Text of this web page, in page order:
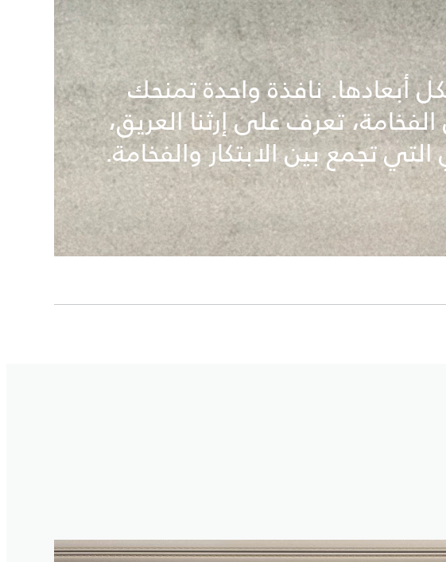
أبعادها. نافذة واحدة تمنحك
تعرف على إرثنا العريق،
التي تجمع بين الابتكار والفخامة.